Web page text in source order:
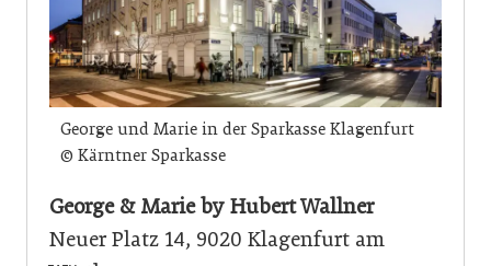
George und Marie in der Sparkasse Klagenfurt
© Kärntner Sparkasse
George & Marie by Hubert Wallner
Neuer Platz 14, 9020 Klagenfurt am